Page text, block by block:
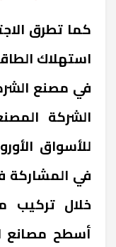
كما تطرق
استهلاك
في مصنع
الشركة
للأسواق
في
خلال
أسطح مصانع